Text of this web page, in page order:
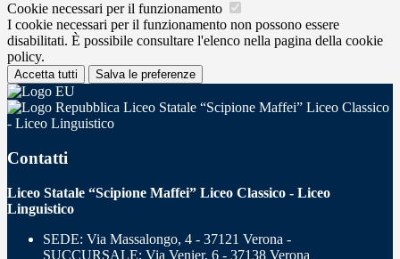
Cookie necessari per il funzionamento
I cookie necessari per il funzionamento non possono essere
disabilitati. È possibile consultare l'elenco nella pagina della cookie
policy.
Accetta tutti Salva le preferenze
Liceo Statale “Scipione Maffei” Liceo Classico
- Liceo Linguistico
Contatti
Liceo Statale “Scipione Maffei” Liceo Classico - Liceo
Linguistico
SEDE: Via Massalongo, 4 - 37121 Verona -
SUCCURSALE: Via Venier, 6 - 37138 Verona